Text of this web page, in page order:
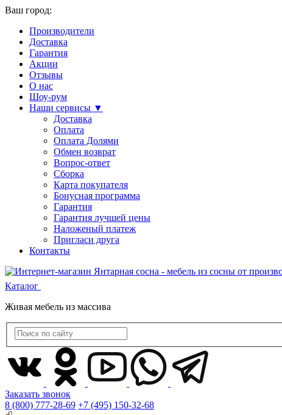
Ваш город:
Производители
Доставка
Гарантия
Акции
Отзывы
О нас
Шоу-рум
Наши сервисы ▼
Доставка
Оплата
Оплата Долями
Обмен возврат
Вопрос-ответ
Сборка
Карта покупателя
Бонусная программа
Гарантия
Гарантия лучшей цены
Наложеный платеж
Пригласи друга
Контакты
Каталог
Живая мебель из массива
Заказать звонок
8 (800) 777-28-69 +7 (495) 150-32-68